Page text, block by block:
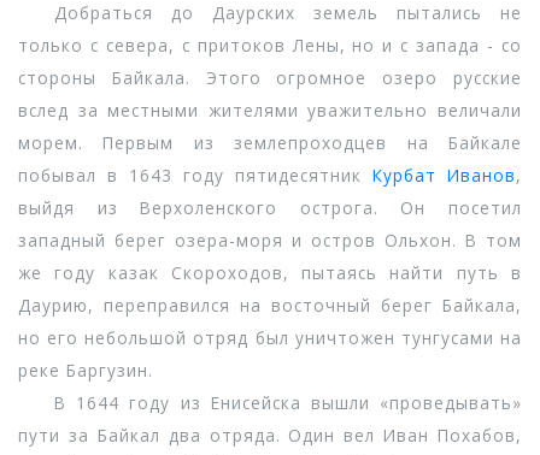
Добраться до Даурских земель пытались не
только с севера, с притоков Лены, но и с запада - со
стороны Байкала. Этого огромное озеро русские
вслед за местными жителями уважительно величали
морем. Первым из землепроходцев на Байкале
побывал в 1643 году пятидесятник Курбат Иванов,
выйдя из Верхоленского острога. Он посетил
западный берег озера-моря и остров Ольхон. В том
же году казак Скороходов, пытаясь найти путь в
Даурию, переправился на восточный берег Байкала,
но его небольшой отряд был уничтожен тунгусами на
реке Баргузин.
В 1644 году из Енисейска вышли «проведывать»
пути за Байкал два отряда. Один вел Иван Похабов,